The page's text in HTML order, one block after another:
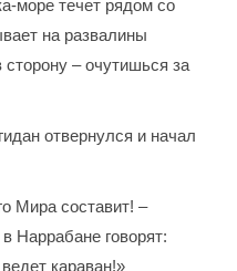
море течет рядом со
на развалины
– очутишься за
отвернулся и начал
Мира составит! –
Наррабане говорят:
караван!»